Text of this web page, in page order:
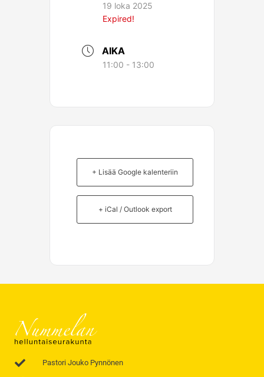
19 loka 2025
Expired!
AIKA
11:00 - 13:00
+ Lisää Google kalenteriin
+ iCal / Outlook export
Pastori Jouko Pynnönen